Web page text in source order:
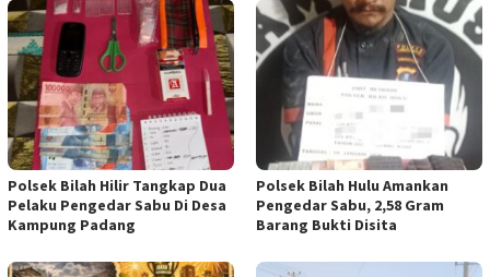
Polsek Bilah Hilir Tangkap Dua
Pelaku Pengedar Sabu Di Desa
Kampung Padang
Polsek Bilah Hulu Amankan
Pengedar Sabu, 2,58 Gram
Barang Bukti Disita